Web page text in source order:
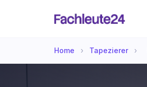
Home › Tapezierer ›